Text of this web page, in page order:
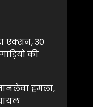
एक्शन, 30
की
हमला,